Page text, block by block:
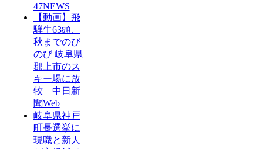
47NEWS
【動画】飛
騨牛63頭、
秋までのび
のび 岐阜県
郡上市のス
キー場に放
牧 – 中日新
聞Web
岐阜県神戸
町長選挙に
現職と新人